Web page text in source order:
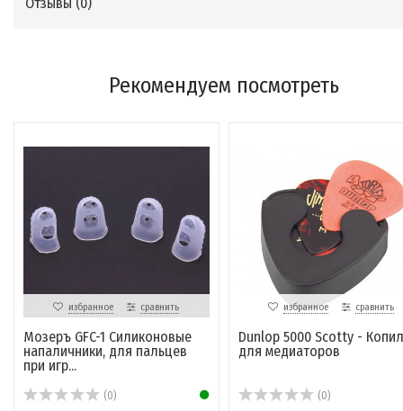
Отзывы (0)
Рекомендуем посмотреть
избранное сравнить
Мозеръ GFC-1 Силиконовые
напаличники, для пальцев
при игр...
(0)
избранное сравнить
Dunlop 5000 Scotty -
для медиаторов
(0)